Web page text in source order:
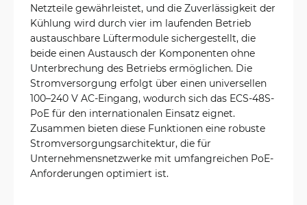
Netzteile gewährleistet, und die Zuverlässigkeit der
Kühlung wird durch vier im laufenden Betrieb
austauschbare Lüftermodule sichergestellt, die
beide einen Austausch der Komponenten ohne
Unterbrechung des Betriebs ermöglichen. Die
Stromversorgung erfolgt über einen universellen
100–240 V AC-Eingang, wodurch sich das ECS-48S-
PoE für den internationalen Einsatz eignet.
Zusammen bieten diese Funktionen eine robuste
Stromversorgungsarchitektur, die für
Unternehmensnetzwerke mit umfangreichen PoE-
Anforderungen optimiert ist.